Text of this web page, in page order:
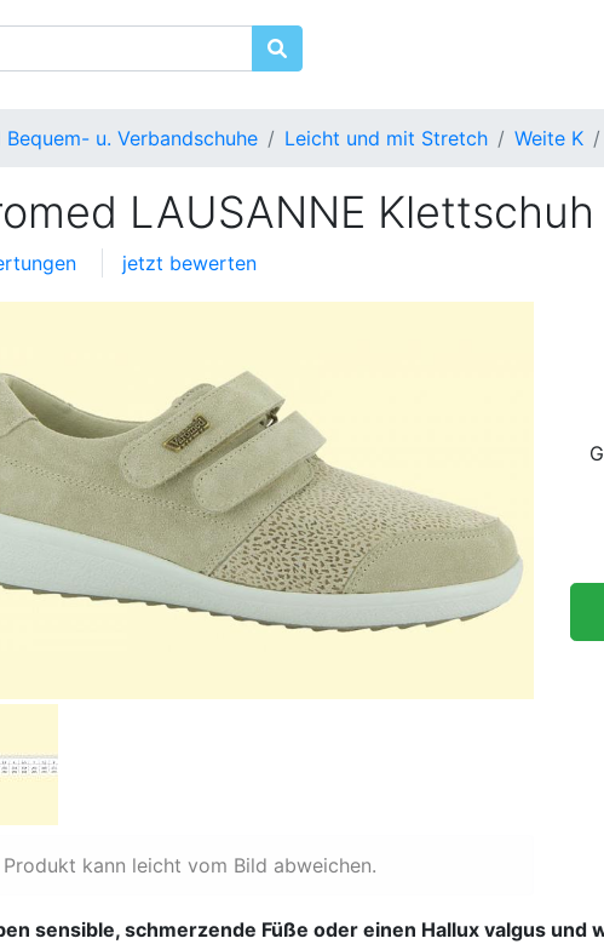
Bequem- u. Verbandschuhe Leicht und mit Stretch Weite K
LAUSANNE
jetzt bewerten
Produkt kann leicht vom Bild abweichen.
sensible, schmerzende Füße oder einen Hallux valgus